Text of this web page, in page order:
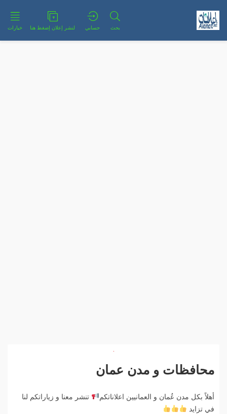
بحث حسابي لنشر إعلان إضغط هنا خيارات
محافظات و مدن عمان
أهلاً بكل مدن عُمان و العمانيين اعلاناتكم
تنشر معنا و زياراتكم لنا
في تزايد